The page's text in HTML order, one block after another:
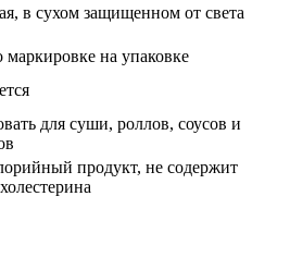
в сухом защищенном от света
маркировке на упаковке
для суши, роллов, соусов и
продукт, не содержит